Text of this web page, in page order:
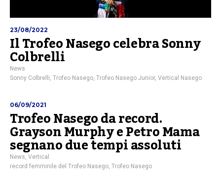
23/08/2022
Il Trofeo Nasego celebra Sonny
Colbrelli
News
Sonny Colbrelli, Trofeo Nasego, Trofeo Nasego Junior, Vertical Nasego
06/09/2021
Trofeo Nasego da record.
Grayson Murphy e Petro Mama
segnano due tempi assoluti
News, Vertical
record femminile del Trofeo Nasego, Trofeo Nasego